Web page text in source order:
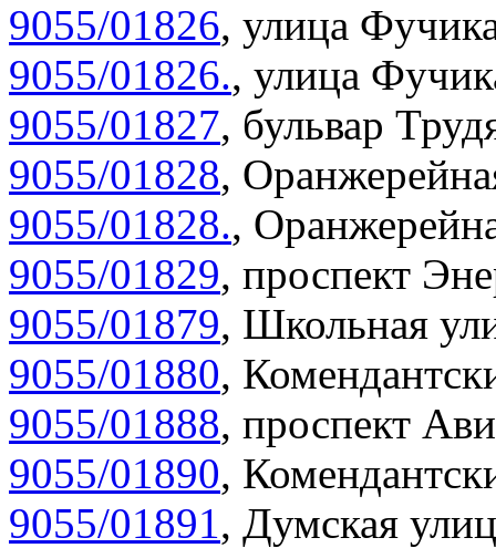
9055/01826, улица
9055/01826., улица
9055/01827, бульвар
9055/01828,
9055/01828.,
9055/01829, проспект
9055/01879, Школьная
9055/01880,
9055/01888, проспект
9055/01890,
9055/01891, Думская